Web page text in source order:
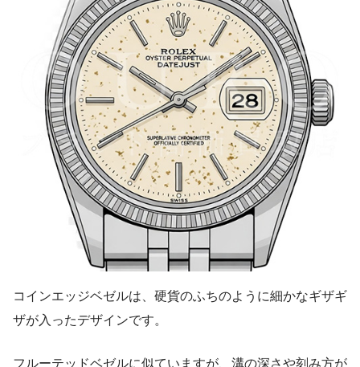
コインエッジベゼルは、硬貨のふちのように細かなギザギ
ザが入ったデザインです。
フルーテッドベゼルに似ていますが、溝の深さや刻み方が